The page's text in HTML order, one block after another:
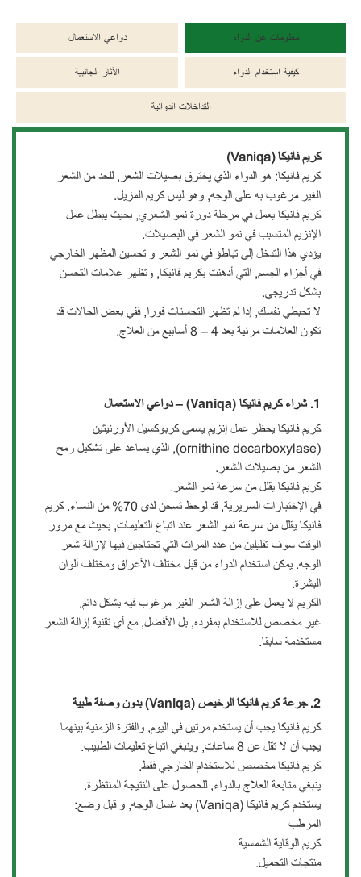
معلومات عن الدواء دواعي الاستعمال
كيفية استخدام الدواء الآثار الجانبية
التداخلات الدوائية
كريم فانيكا (Vaniqa)
كريم فانيكا: هو الدواء الذي يخترق بصيلات الشعر, للحد من الشعر
الغير مرغوب به على الوجه, وهو ليس كريم المزيل.
كريم فانيكا يعمل في مرحلة دورة نمو الشعري, بحيث يبطل عمل
الإنزيم المتسبب في نمو الشعر في البصيلات.
يؤدي هذا التدخل إلى تباطؤ في نمو الشعر و تحسين المظهر الخارجي
في أجزاء الجسم, التي أدهنت بكريم فانيكا, وتظهر علامات التحسن
بشكل تدريجي.
لا تحبطي نفسك, إذا لم تظهر التحسنات فورا, ففي بعض الحالات قد
تكون العلامات مرئية بعد 4 – 8 أسابيع من العلاج.
1. شراء كريم فانيكا(Vaniqa) – دواعي الاستعمال
كريم فانيكا يحظر عمل إنزيم يسمى كربوكسيل الأورنيثين
(ornithine decarboxylase), الذي يساعد على تشكيل رمح
الشعر من بصيلات الشعر.
كريم فانيكا يقلل من سرعة نمو الشعر.
في الإختبارات السريرية, قد لوحظ تسحن لدى 70% من النساء. كريم
فانيكا يقلل من سرعة نمو الشعر عند اتباع التعليمات, بحيث مع مرور
الوقت سوف تقليلين من عدد المرات التي تحتاجين فيها لإزالة شعر
الوجه. يمكن استخدام الدواء من قبل مختلف الأعراق ومختلف ألوان
البشرة.
الكريم لا يعمل على إزالة الشعر الغير مرغوب فيه بشكل دائم.
غير مخصص للاستخدام بمفرده, بل الأفضل, مع أي تقنية إزالة الشعر
مستخدمة سابقا.
2. جرعة كريم فانيكا الرخيص (Vaniqa) بدون وصفة طبية
كريم فانيكا يجب أن يستخدم مرتين في اليوم, والفترة الزمنية بينهما
يجب أن لا تقل عن 8 ساعات, وينبغي اتباع تعليمات الطبيب.
كريم فانيكا مخصص للاستخدام الخارجي فقط.
ينبغي متابعة العلاج بالدواء, للحصول على النتيجة المنتظرة.
يستخدم كريم فانيكا (Vaniqa) بعد غسل الوجه, و قبل وضع:
المرطب
كريم الوقاية الشمسية
منتجات التجميل.